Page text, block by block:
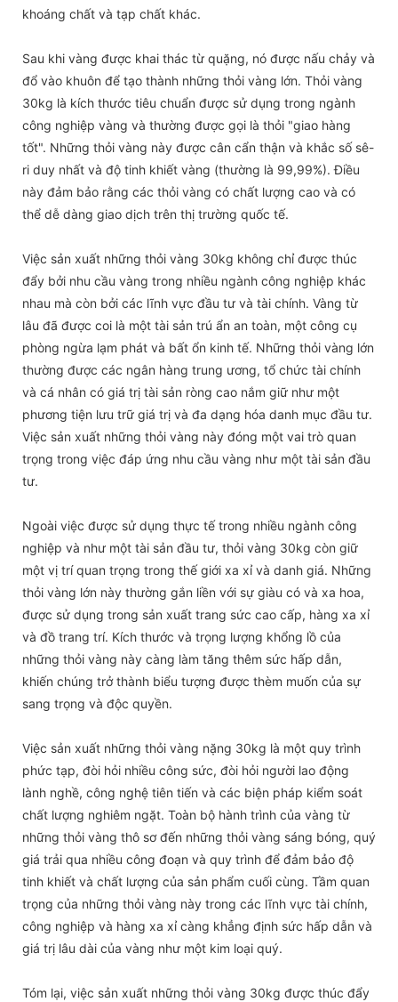
khoáng chất và tạp chất khác.
Sau khi vàng được khai thác từ quặng, nó được nấu chảy và
đổ vào khuôn để tạo thành những thỏi vàng lớn. Thỏi vàng
30kg là kích thước tiêu chuẩn được sử dụng trong ngành
công nghiệp vàng và thường được gọi là thỏi "giao hàng
tốt". Những thỏi vàng này được cân cẩn thận và khắc số sê-
ri duy nhất và độ tinh khiết vàng (thường là 99,99%). Điều
này đảm bảo rằng các thỏi vàng có chất lượng cao và có
thể dễ dàng giao dịch trên thị trường quốc tế.
Việc sản xuất những thỏi vàng 30kg không chỉ được thúc
đẩy bởi nhu cầu vàng trong nhiều ngành công nghiệp khác
nhau mà còn bởi các lĩnh vực đầu tư và tài chính. Vàng từ
lâu đã được coi là một tài sản trú ẩn an toàn, một công cụ
phòng ngừa lạm phát và bất ổn kinh tế. Những thỏi vàng lớn
thường được các ngân hàng trung ương, tổ chức tài chính
và cá nhân có giá trị tài sản ròng cao nắm giữ như một
phương tiện lưu trữ giá trị và đa dạng hóa danh mục đầu tư.
Việc sản xuất những thỏi vàng này đóng một vai trò quan
trọng trong việc đáp ứng nhu cầu vàng như một tài sản đầu
tư.
Ngoài việc được sử dụng thực tế trong nhiều ngành công
nghiệp và như một tài sản đầu tư, thỏi vàng 30kg còn giữ
một vị trí quan trọng trong thế giới xa xỉ và danh giá. Những
thỏi vàng lớn này thường gắn liền với sự giàu có và xa hoa,
được sử dụng trong sản xuất trang sức cao cấp, hàng xa xỉ
và đồ trang trí. Kích thước và trọng lượng khổng lồ của
những thỏi vàng này càng làm tăng thêm sức hấp dẫn,
khiến chúng trở thành biểu tượng được thèm muốn của sự
sang trọng và độc quyền.
Việc sản xuất những thỏi vàng nặng 30kg là một quy trình
phức tạp, đòi hỏi nhiều công sức, đòi hỏi người lao động
lành nghề, công nghệ tiên tiến và các biện pháp kiểm soát
chất lượng nghiêm ngặt. Toàn bộ hành trình của vàng từ
những thỏi vàng thô sơ đến những thỏi vàng sáng bóng, quý
giá trải qua nhiều công đoạn và quy trình để đảm bảo độ
tinh khiết và chất lượng của sản phẩm cuối cùng. Tầm quan
trọng của những thỏi vàng này trong các lĩnh vực tài chính,
công nghiệp và hàng xa xỉ càng khẳng định sức hấp dẫn và
giá trị lâu dài của vàng như một kim loại quý.
Tóm lại, việc sản xuất những thỏi vàng 30kg được thúc đẩy